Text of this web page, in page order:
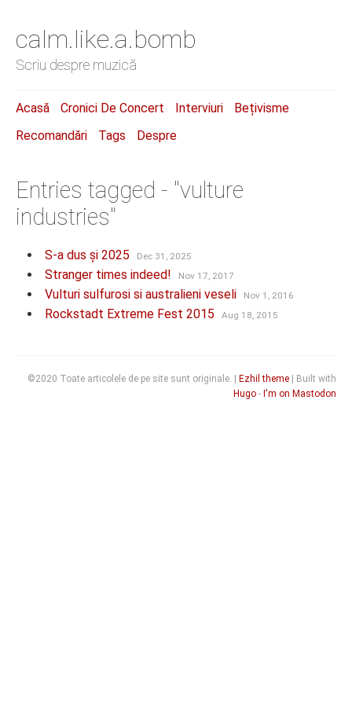
calm.like.a.bomb
Scriu despre muzică
Acasă Cronici De Concert Interviuri
Bețivisme
Recomandări
Tags Despre
Entries tagged - "vulture
industries"
S-a dus și 2025 Dec 31, 2025
Stranger times indeed! Nov 17, 2017
Vulturi sulfurosi si australieni veseli Nov 1, 2016
Rockstadt Extreme Fest 2015 Aug 18, 2015
©2020 Toate articolele de pe site sunt originale. | Ezhil theme | Built with
Hugo - I'm on Mastodon